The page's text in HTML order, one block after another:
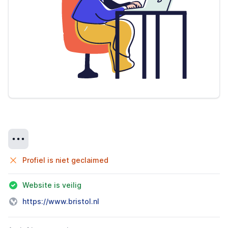
Profiel is niet geclaimed
Website is veilig
https://www.bristol.nl